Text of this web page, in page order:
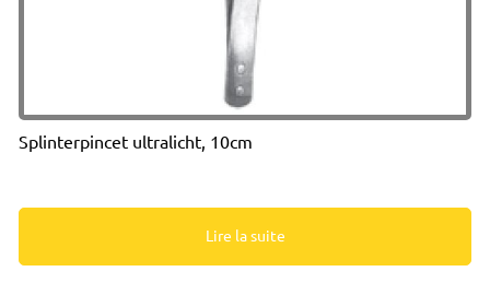
Splinterpincet ultralicht, 10cm
Lire la suite